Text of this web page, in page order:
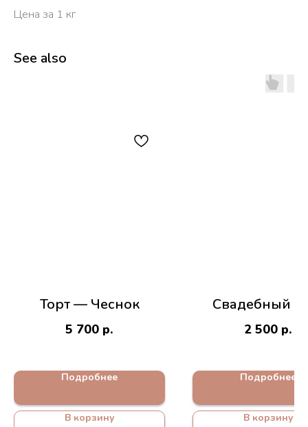
Цена за 1 кг
See also
Торт — Чеснок
5 700 р.
Подробнее
В корзину
Свадебный
2 500 р.
Подробнее
В корзину